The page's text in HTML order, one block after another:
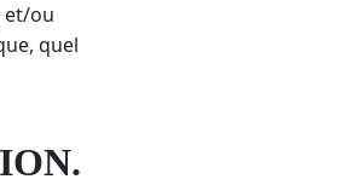
et/ou
quel